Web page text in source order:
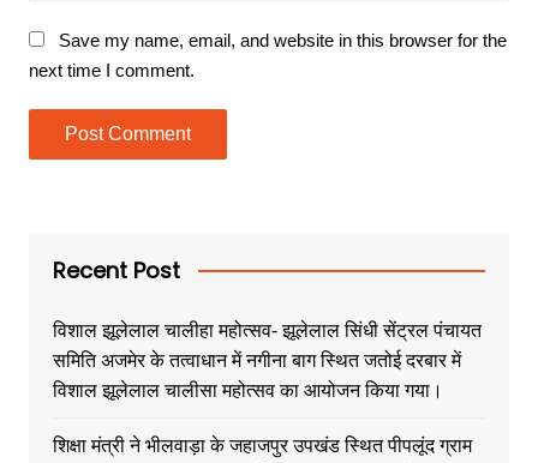
Save my name, email, and website in this browser for the
next time I comment.
Recent Post
विशाल झूलेलाल चालीहा महोत्सव- झूलेलाल सिंधी सेंट्रल पंचायत
समिति अजमेर के तत्वाधान में नगीना बाग स्थित जतोई दरबार में
विशाल झूलेलाल चालीसा महोत्सव का आयोजन किया गया।
शिक्षा मंत्री ने भीलवाड़ा के जहाजपुर उपखंड स्थित पीपलूंद ग्राम